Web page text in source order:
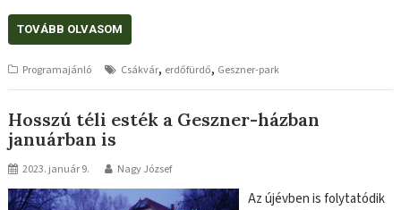
TOVÁBB OLVASOM
Programajánló Csákvár, erdőfürdő, Geszner-park
Hosszú téli esték a Geszner-házban
januárban is
2023. január 9. Nagy József
Az újévben is folytatódik